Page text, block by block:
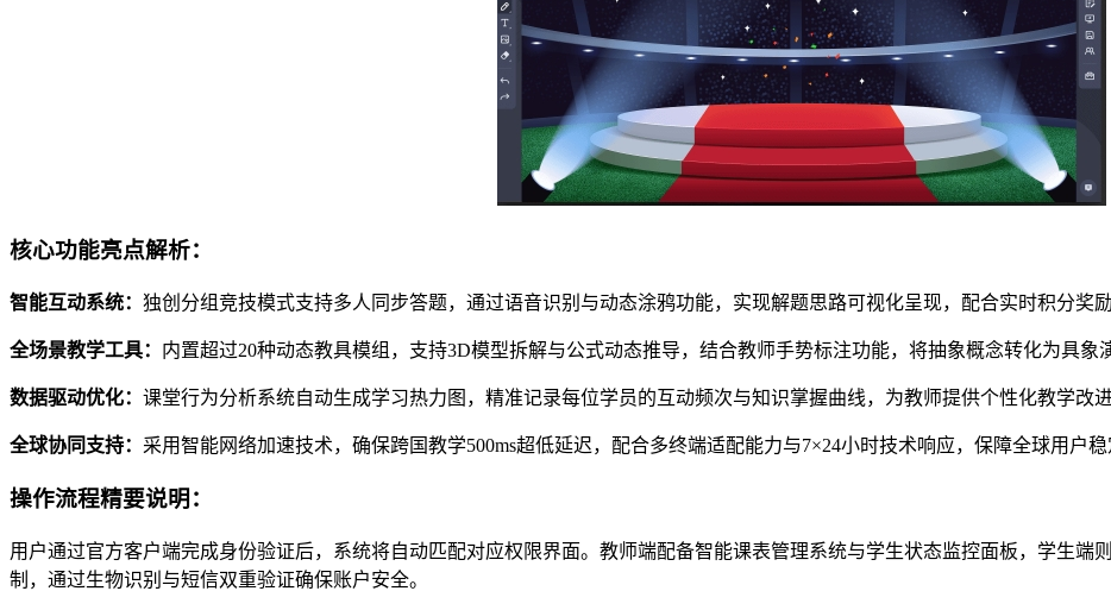
核心功能亮点解析：
智能互动系统： 独创分组竞技模式支持多人同步答题，通过语音识别与动态涂鸦功能，实现解题思路可视化呈现，配合实时积分奖
全场景教学工具： 内置超过20种动态教具模组，支持3D模型拆解与公式动态推导，结合教师手势标注功能，将抽象概念转化为具象
数据驱动优化： 课堂行为分析系统自动生成学习热力图，精准记录每位学员的互动频次与知识掌握曲线，为教师提供个性化教学改
全球协同支持： 采用智能网络加速技术，确保跨国教学500ms超低延迟，配合多终端适配能力与7×24小时技术响应，保障全球用户稳
操作流程精要说明：
用户通过官方客户端完成身份验证后，系统将自动匹配对应权限界面。教师端配备智能课表管理系统与学生状态监控面板，学生端
制，通过生物识别与短信双重验证确保账户安全。